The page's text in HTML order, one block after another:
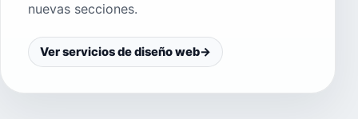
nuevas secciones.
Ver servicios de diseño web→